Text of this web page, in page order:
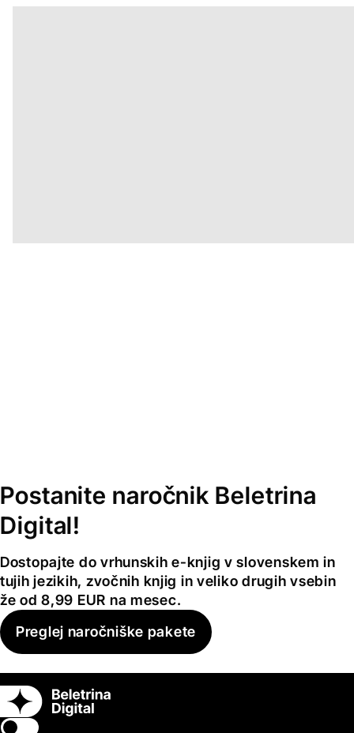
Postanite naročnik Beletrina
Digital!
Dostopajte do vrhunskih e-knjig v slovenskem in
tujih jezikih, zvočnih knjig in veliko drugih vsebin
že od 8,99 EUR na mesec.
Preglej naročniške pakete